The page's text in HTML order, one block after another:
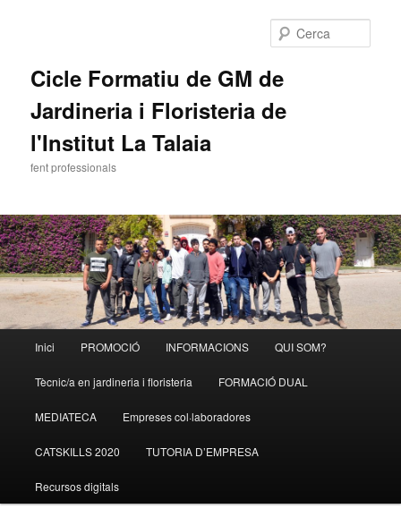
Cicle Formatiu de GM de
Jardineria i Floristeria de
l'Institut La Talaia
fent professionals
Aneu
al
contingut
Inici PROMOCIÓ INFORMACIONS QUI SOM?
Tècnic/a en jardineria i floristeria FORMACIÓ DUAL
MEDIATECA Empreses col·laboradores
CATSKILLS 2020 TUTORIA D’EMPRESA
Recursos digitals